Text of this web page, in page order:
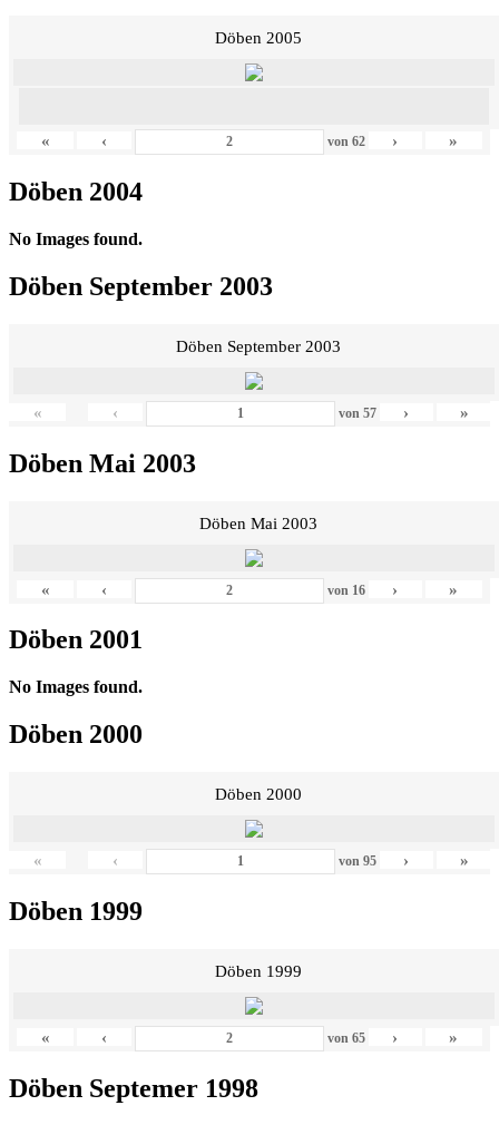
Döben 2005
« ‹ von 62 › »
Döben 2004
No Images found.
Döben September 2003
Döben September 2003
« ‹ von 57 › »
Döben Mai 2003
Döben Mai 2003
« ‹ von 16 › »
Döben 2001
No Images found.
Döben 2000
Döben 2000
« ‹ von 95 › »
Döben 1999
Döben 1999
« ‹ von 65 › »
Döben Septemer 1998